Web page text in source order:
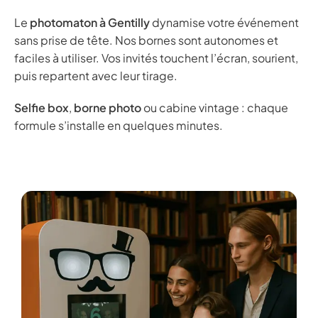
Le photomaton à Gentillydynamise votre événement
sans prise de tête. Nos bornes sont autonomes et
faciles à utiliser. Vos invités touchent l’écran, sourient,
puis repartent avec leur tirage.
Selfie box, borne photoou cabine vintage : chaque
formule s’installe en quelques minutes.